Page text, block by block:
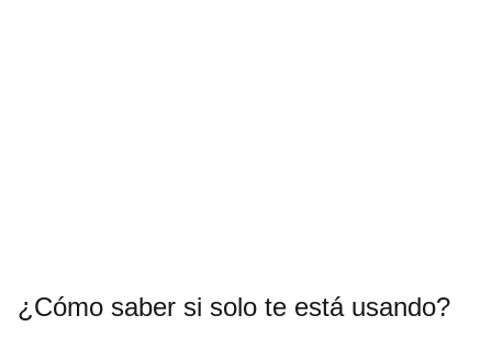
¿Cómo saber si solo te está usando?